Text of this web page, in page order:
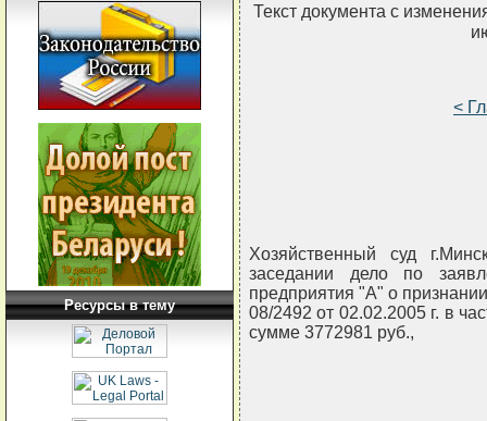
Ресурсы в тему
Текст документа с
<
Хозяйственный суд
заседании дело по
предприятия "А" о
08/2492 от 02.02.2005 г. в
сумме 3772981 руб.,